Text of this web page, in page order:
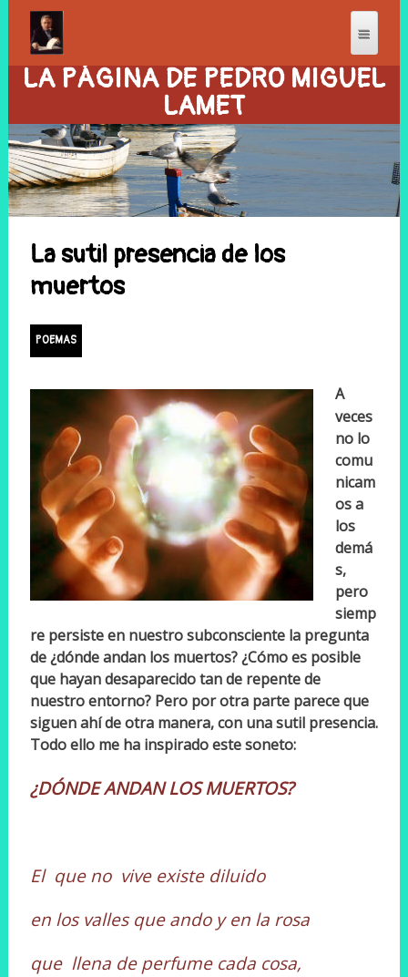
LA PÁGINA DE PEDRO MIGUEL
LAMET
La sutil presencia de los
muertos
POEMAS
A
veces
no lo
comu
nicam
os a
los
demá
s,
pero
siemp
re persiste en nuestro subconsciente la pregunta
de ¿dónde andan los muertos? ¿Cómo es posible
que hayan desaparecido tan de repente de
nuestro entorno? Pero por otra parte parece que
siguen ahí de otra manera, con una sutil presencia.
Todo ello me ha inspirado este soneto:
¿DÓNDE ANDAN LOS MUERTOS?
El que no vive existe diluido
en los valles que ando y en la rosa
que llena de perfume cada cosa,